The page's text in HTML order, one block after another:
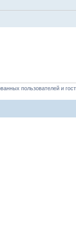
пользователей и